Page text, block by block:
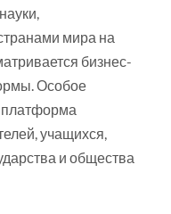
мира на
бизнес-
Особое
платформа
учащихся,
и общества